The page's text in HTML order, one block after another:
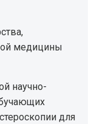
медицины
научно-
для